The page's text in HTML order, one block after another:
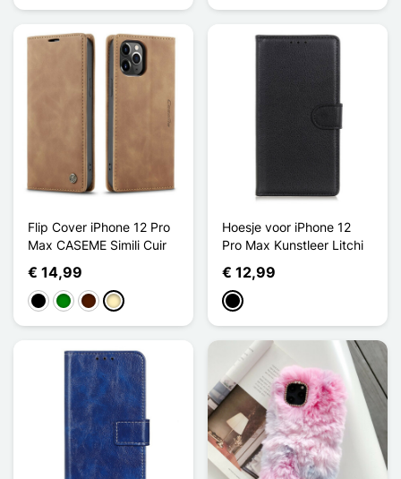
Flip Cover iPhone 12 Pro
Max CASEME Simili Cuir
€ 14,99
ZwartGroenDonkerbruin
Lichtbruin
Hoesje voor iPhone 12
Pro Max Kunstleer Litchi
€ 12,99
Zwart